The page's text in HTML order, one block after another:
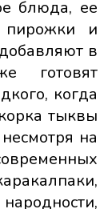
блюда, ее
пирожки и
в
готовят
когда
тыквы
на